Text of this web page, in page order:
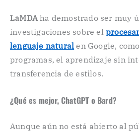
LaMDAha demostrado ser muy
investigaciones sobre el
lenguaje natural en Google,
programas, el aprendizaje sin
transferencia de estilos.
¿Qué es mejor, ChatGPT o Bard?
Aunque aún no está abierto al